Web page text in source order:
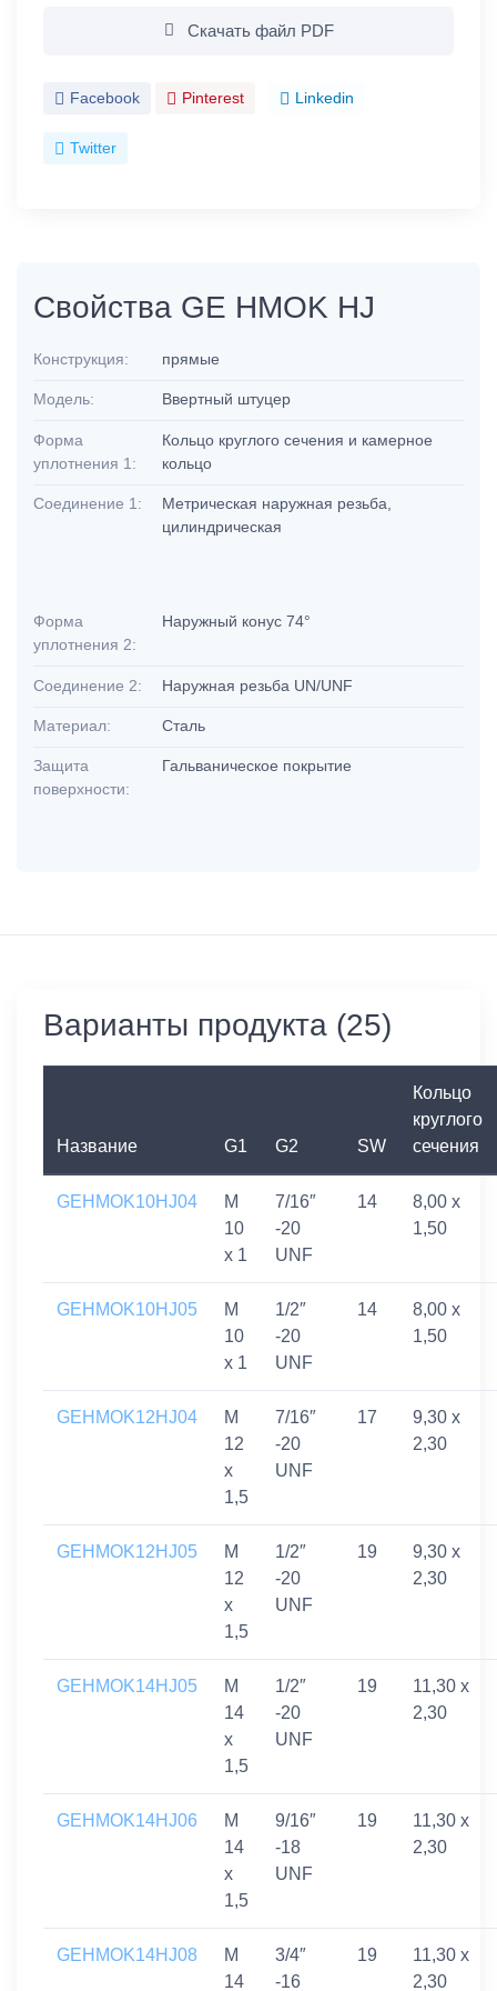
Скачать файл PDF
Facebook Pinterest Linkedin
Twitter
Свойства GE HMOK HJ
Конструкция: прямые
Модель: Ввертный штуцер
Форма
уплотнения 1:
Кольцо круглого сечения и камерное
кольцо
Соединение 1:
Метрическая наружная резьба,
цилиндрическая
Форма
уплотнения 2:
Наружный конус 74°
Соединение 2: Наружная резьба UN/UNF
Материал: Сталь
Защита
поверхности:
Гальваническое покрытие
Варианты продукта (25)
Название G1 G2 SW
Кольцо
круглого
сечения
GEHMOK10HJ04
M
10
x 1
7/16″
-20
UNF
14
8,00 x
1,50
GEHMOK10HJ05
M
10
x 1
1/2″
-20
UNF
14
8,00 x
1,50
GEHMOK12HJ04
M
12
x
1,5
7/16″
-20
UNF
17
9,30 x
2,30
GEHMOK12HJ05
M
12
x
1,5
1/2″
-20
UNF
19
9,30 x
2,30
GEHMOK14HJ05
M
14
x
1,5
1/2″
-20
UNF
19
11,30 x
2,30
GEHMOK14HJ06
M
14
x
1,5
9/16″
-18
UNF
19
11,30 x
2,30
GEHMOK14HJ08
M
14
3/4″
-16
19
11,30 x
2,30